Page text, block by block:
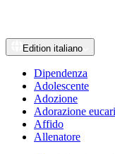
Edition italiano
Dipendenza
Adolescente
Adozione
Adorazione
Affido
Allenatore